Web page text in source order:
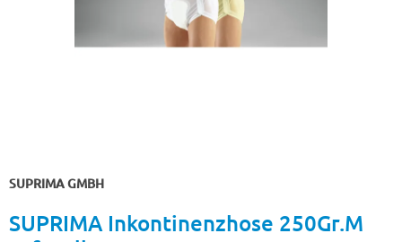
SUPRIMA GMBH
SUPRIMA Inkontinenzhose 250Gr.M